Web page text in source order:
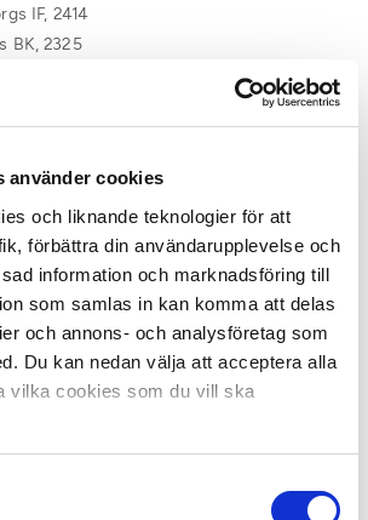
använder cookies
och liknande teknologier för att
förbättra din användarupplevelse och
information och marknadsföring till
som samlas in kan komma att delas
och annons- och analysföretag som
Du kan nedan välja att acceptera alla
vilka cookies som du vill ska
IF, 2414
BK, 2325
Certifiering här.
ett samarbetsprojekt mellan
Elitfotboll och Svenska Spel,
och på flicksidan Elitfotboll
och Svenska Spel, med